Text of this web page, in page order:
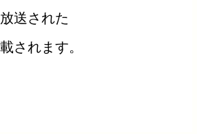
送された
されます。